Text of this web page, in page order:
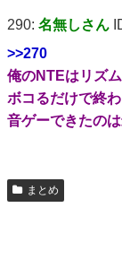
290: 名無しさん
>>270
俺のNTEはリズ
ボコるだけで終
音ゲーできたの
まとめ